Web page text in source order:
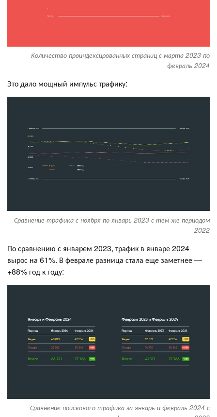
Количество проиндексированных страниц с марта 2023 по
февраль 2024
Это дало мощный импульс трафику:
Сравнение трафика с ноября по январь 2023 с тем же периодом
2022
По сравнению с январем 2023, трафик в январе 2024
вырос на 61%. В феврале разница стала еще заметнее —
+88% год к году:
Сравнение поискового трафика за январь и февраль 2024 с